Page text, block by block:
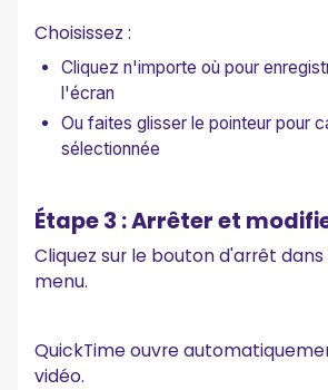
Choisissez :
Cliquez n'importe où pour
l'écran
Ou faites glisser le pointeur pour
sélectionnée
Étape 3 : Arrêter et
Cliquez sur le bouton d'arrêt
menu.
QuickTime ouvre
vidéo.